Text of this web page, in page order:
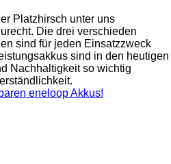
Platzhirsch unter uns
Die drei verschieden
sind für jeden Einsatzzweck
sind in den heutigen
Nachhaltigkeit so wichtig
eneloop Akkus!